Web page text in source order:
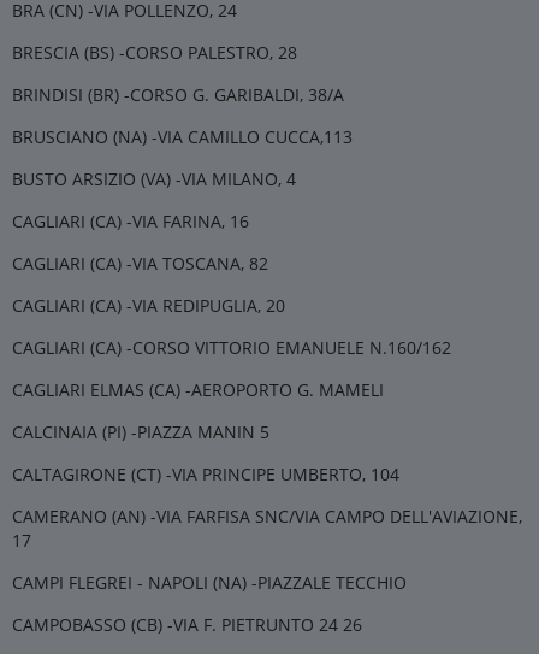
BRA (CN) -VIA POLLENZO, 24
BRESCIA (BS) -CORSO PALESTRO, 28
BRINDISI (BR) -CORSO G. GARIBALDI, 38/A
BRUSCIANO (NA) -VIA CAMILLO CUCCA,113
BUSTO ARSIZIO (VA) -VIA MILANO, 4
CAGLIARI (CA) -VIA FARINA, 16
CAGLIARI (CA) -VIA TOSCANA, 82
CAGLIARI (CA) -VIA REDIPUGLIA, 20
CAGLIARI (CA) -CORSO VITTORIO EMANUELE N.160/162
CAGLIARI ELMAS (CA) -AEROPORTO G. MAMELI
CALCINAIA (PI) -PIAZZA MANIN 5
CALTAGIRONE (CT) -VIA PRINCIPE UMBERTO, 104
CAMERANO (AN) -VIA FARFISA SNC/VIA CAMPO DELL'AVIAZIONE,
17
CAMPI FLEGREI - NAPOLI (NA) -PIAZZALE TECCHIO
CAMPOBASSO (CB) -VIA F. PIETRUNTO 24 26